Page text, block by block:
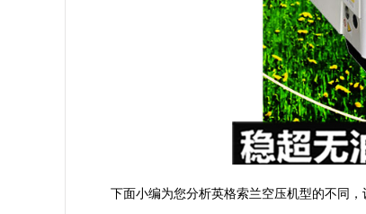
下面小编为您分析英格索兰空压机型的不同，